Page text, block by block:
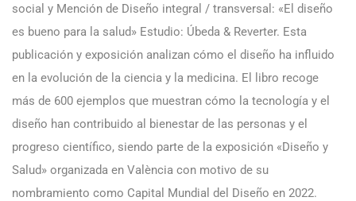
social y Mención de Diseño integral / transversal: «El diseño
es bueno para la salud» Estudio: Úbeda & Reverter. Esta
publicación y exposición analizan cómo el diseño ha influido
en la evolución de la ciencia y la medicina. El libro recoge
más de 600 ejemplos que muestran cómo la tecnología y el
diseño han contribuido al bienestar de las personas y el
progreso científico, siendo parte de la exposición «Diseño y
Salud» organizada en València con motivo de su
nombramiento como Capital Mundial del Diseño en 2022.